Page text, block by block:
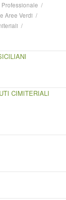
/
Aree Verdi /
/